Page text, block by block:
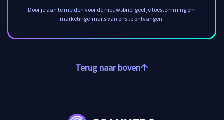
Door je aan te melden voor de nieuwsbrief geef je toestemming om
marketinge-mails van ons te ontvangen.
Terug naar boven